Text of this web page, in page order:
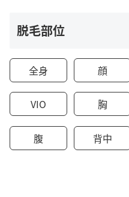
脱毛部位
全身 顔
VIO 胸
腹 背中